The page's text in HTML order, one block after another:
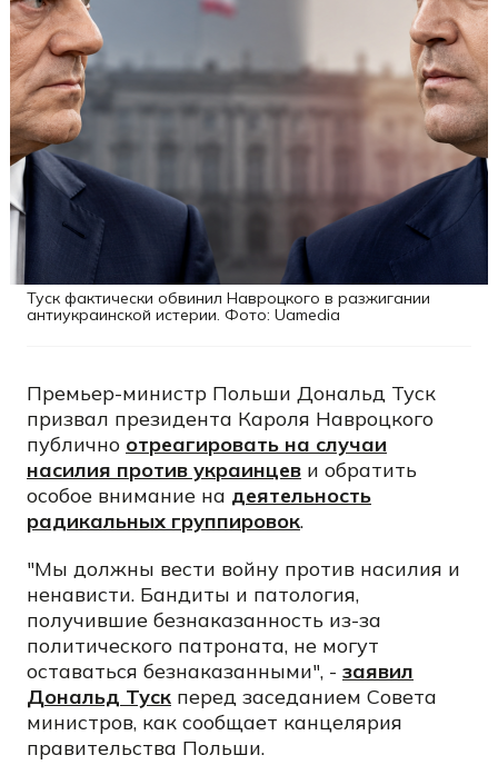
Туск фактически обвинил Навроцкого в разжигании
антиукраинской истерии. Фото: Uamedia
Премьер-министр Польши Дональд Туск
призвал президента Кароля Навроцкого
публично отреагировать на случаи
насилия против украинцев и обратить
особое внимание на деятельность
радикальных группировок.
"Мы должны вести войну против насилия и
ненависти. Бандиты и патология,
получившие безнаказанность из-за
политического патроната, не могут
оставаться безнаказанными", - заявил
Дональд Туск перед заседанием Совета
министров, как сообщает канцелярия
правительства Польши.